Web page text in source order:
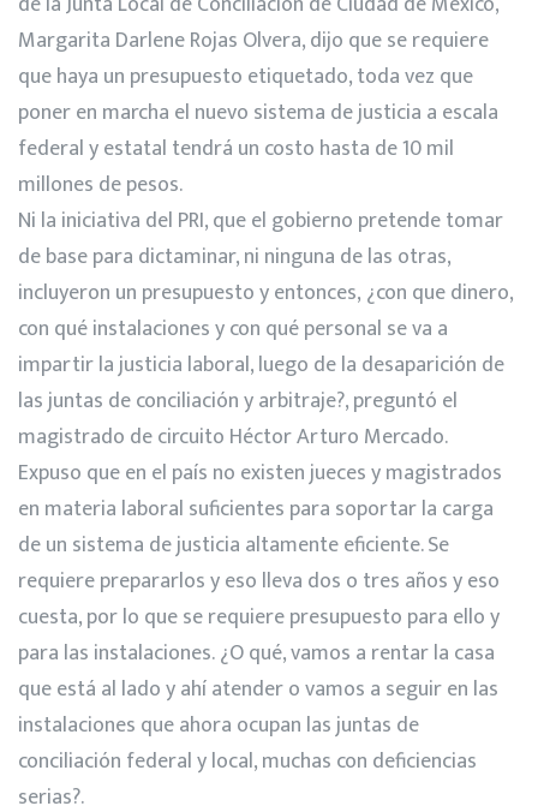
Margarita Darlene Rojas Olvera, dijo que se requiere
que haya un presupuesto etiquetado, toda vez que
poner en marcha el nuevo sistema de justicia a escala
federal y estatal tendrá un costo hasta de 10 mil
millones de pesos.
Ni la iniciativa del PRI, que el gobierno pretende tomar
de base para dictaminar, ni ninguna de las otras,
incluyeron un presupuesto y entonces, ¿con que dinero,
con qué instalaciones y con qué personal se va a
impartir la justicia laboral, luego de la desaparición de
las juntas de conciliación y arbitraje?, preguntó el
magistrado de circuito Héctor Arturo Mercado.
Expuso que en el país no existen jueces y magistrados
en materia laboral suficientes para soportar la carga
de un sistema de justicia altamente eficiente. Se
requiere prepararlos y eso lleva dos o tres años y eso
cuesta, por lo que se requiere presupuesto para ello y
para las instalaciones. ¿O qué, vamos a rentar la casa
que está al lado y ahí atender o vamos a seguir en las
instalaciones que ahora ocupan las juntas de
conciliación federal y local, muchas con deficiencias
serias?.